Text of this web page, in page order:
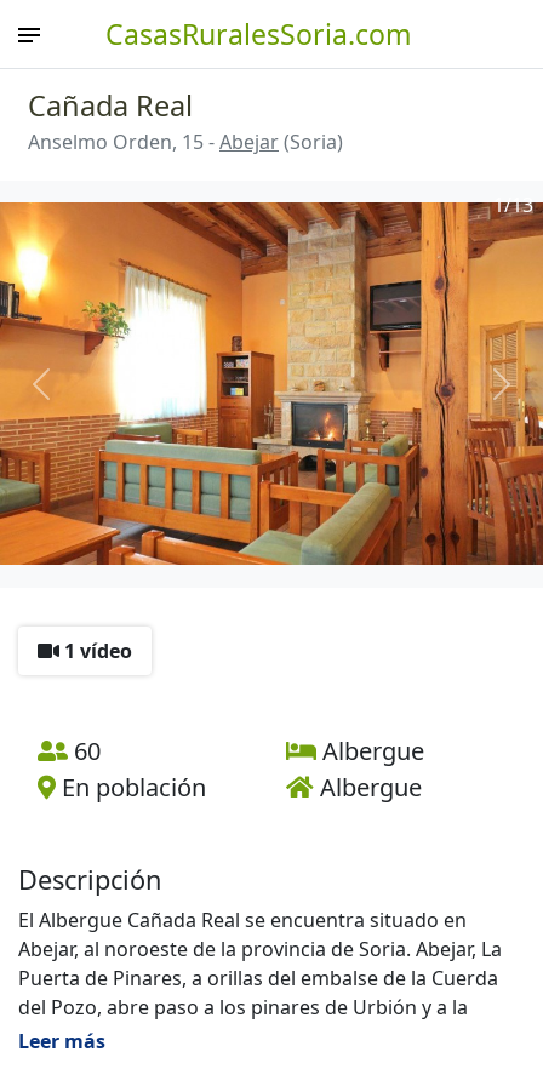
CasasRuralesSoria.com
Cañada Real
Anselmo Orden, 15 -Abejar(Soria)
Anterior
1/13
1 vídeo
60
Albergue
En población
Albergue
Descripción
El Albergue Cañada Real se encuentra situado en
Abejar, al noroeste de la provincia de Soria. Abejar, La
Puerta de Pinares, a orillas del embalse de la Cuerda
del Pozo, abre paso a los pinares de Urbión y a la
cuenca inicial del Duero.
Leer más